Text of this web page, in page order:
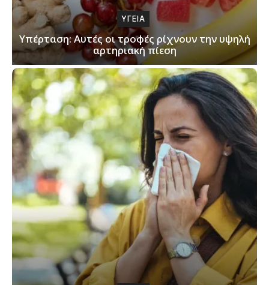
ΥΓΕΙΑ
Υπέρταση: Αυτές οι τροφές ρίχνουν την υψηλή
αρτηριακή πίεση